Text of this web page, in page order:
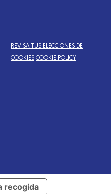
REVISA TUS ELECCIONES DE
COOKIES COOKIE POLICY
recogida